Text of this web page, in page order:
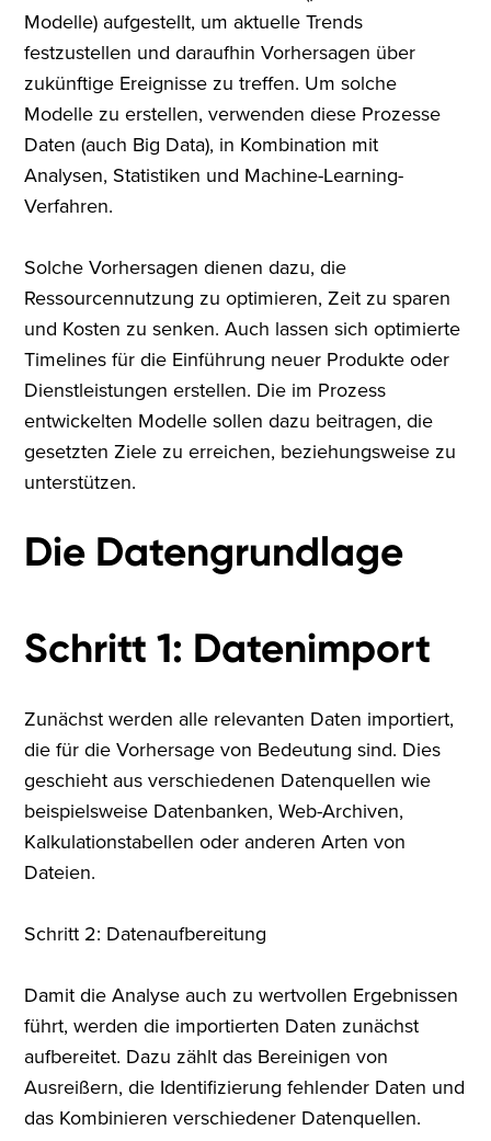
Modelle) aufgestellt, um aktuelle Trends
festzustellen und daraufhin Vorhersagen über
zukünftige Ereignisse zu treffen. Um solche
Modelle zu erstellen, verwenden diese Prozesse
Daten (auch Big Data), in Kombination mit
Analysen, Statistiken und Machine-Learning-
Verfahren.
Solche Vorhersagen dienen dazu, die
Ressourcennutzung zu optimieren, Zeit zu sparen
und Kosten zu senken. Auch lassen sich optimierte
Timelines für die Einführung neuer Produkte oder
Dienstleistungen erstellen. Die im Prozess
entwickelten Modelle sollen dazu beitragen, die
gesetzten Ziele zu erreichen, beziehungsweise zu
unterstützen.
Die Datengrundlage
Schritt 1: Datenimport
Zunächst werden alle relevanten Daten importiert,
die für die Vorhersage von Bedeutung sind. Dies
geschieht aus verschiedenen Datenquellen wie
beispielsweise Datenbanken, Web-Archiven,
Kalkulationstabellen oder anderen Arten von
Dateien.
Schritt 2: Datenaufbereitung
Damit die Analyse auch zu wertvollen Ergebnissen
führt, werden die importierten Daten zunächst
aufbereitet. Dazu zählt das Bereinigen von
Ausreißern, die Identifizierung fehlender Daten und
das Kombinieren verschiedener Datenquellen.